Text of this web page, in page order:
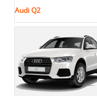
Audi Q2